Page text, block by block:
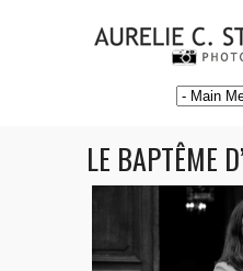
LE BAPTÊME